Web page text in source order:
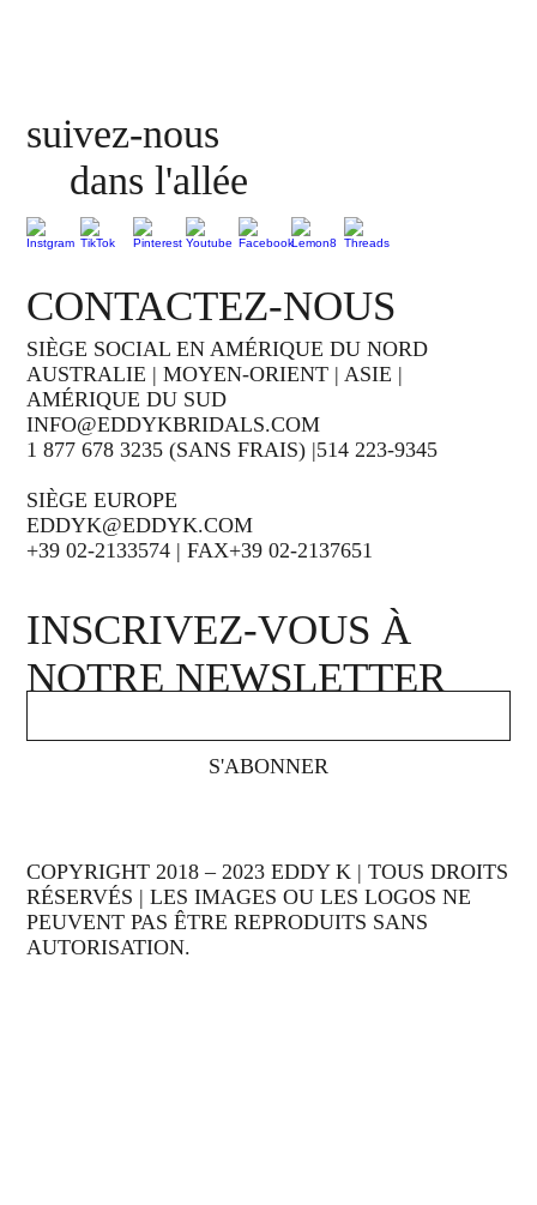
COPYRIGHT 2018 – 2023 EDDY K | TOUS DROITS
RÉSERVÉS | LES IMAGES OU LES LOGOS NE
PEUVENT PAS ÊTRE REPRODUITS SANS
AUTORISATION.
suivez-nous
dans l'allée
SIÈGE SOCIAL EN AMÉRIQUE DU NORD
AUSTRALIE | MOYEN-ORIENT | ASIE |
AMÉRIQUE DU SUD
INFO@EDDYKBRIDALS.COM
1 877 678 3235 (SANS FRAIS) |514 223-9345
SIÈGE EUROPE
EDDYK@EDDYK.COM
+39 02-2133574 | FAX+39 02-2137651
CONTACTEZ-NOUS
S'ABONNER
INSCRIVEZ-VOUS À
NOTRE NEWSLETTER